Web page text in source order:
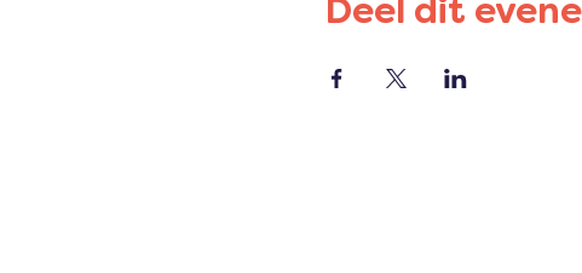
Deel dit